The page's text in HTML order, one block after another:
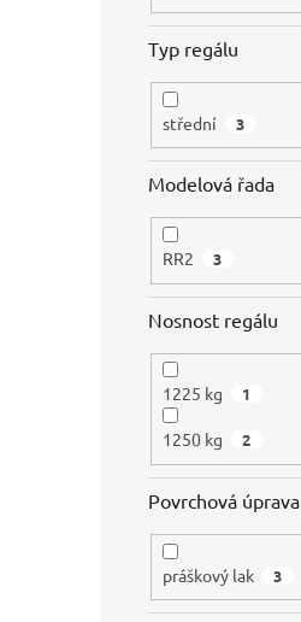
Typ regálu
střední 3
Modelová řada
RR2 3
Nosnost regálu
1225 kg 1
1250 kg 2
Povrchová úprava
práškový lak 3